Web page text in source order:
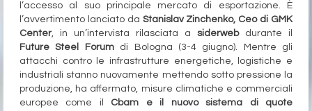
l’accesso al suo principale mercato di esportazione. È
l’avvertimento lanciato da Stanislav Zinchenko, Ceo di GMK
Center, in un’intervista rilasciata a siderwebdurante il
Future Steel Forumdi Bologna (3-4 giugno). Mentre gli
attacchi contro le infrastrutture energetiche, logistiche e
industriali stanno nuovamente mettendo sotto pressione la
produzione, ha affermato, misure climatiche e commerciali
europee come il Cbam e il nuovo sistema di quote